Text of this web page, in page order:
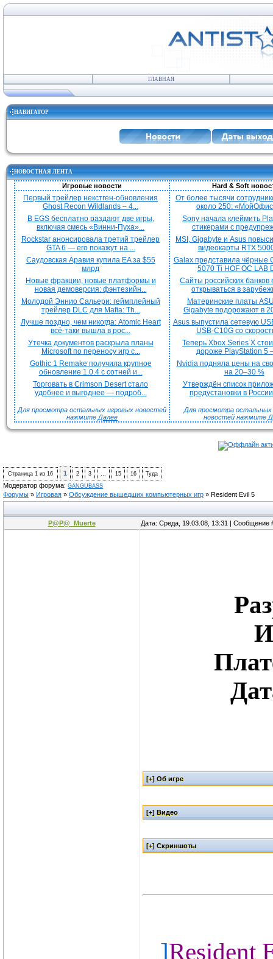
ГЛАВНАЯ
НАВИГАТОР
НОВОСТНАЯ ЛЕНТА
Игровые новости Hard & Soft
Первый трейлер некстген-обновления
Ghost Recon Wildlands – 4...
В EGS бесплатно раздают две игры,
включая смесь «Винни-Пуха»...
Rockstar анонсировала третий трейлер
GTA 6 — его покажут на ...
Саудовская Аравия купила EA за $55
млрд
Новые фракции, новые платформы и
новая демоверсия: фэнтезийн...
Молодой Эннио Сальери: геймплейный
трейлер DLC для Mafia: Th...
Лучше поздно, чем никогда: Atomic Heart
всё-таки вышла в рос...
Утечка документов раскрыла планы
Microsoft по переносу игр с...
Gothic 1 Remake получила крупное
обновление 1.0.4 с сотней и...
Торговать в Crimson Desert стало
удобнее и выгоднее — подроб...
Для просмотра остальных игровых новостей
нажмите Далее
От более тысячи
около 250:
Sony начала клеймить
стикерами с
MSI, Gigabyte и Asus
видеокарты RTX
Galax представила чёрные
5070 Ti HOF OC LAB
Сайты российских банков
открываться в
Материнские платы
Gigabyte подорожают в
Asus выпустила сетевую
USB-C10G со
Теперь Xbox Series X
дороже PlayStation 5
Nvidia подняла цены на
на 20–30 %
Утверждён список
предустановки в
Для просмотра остальных
новостей нажмите
Страница 1 из 16 1 2 3 … 15 16 Туда
Модератор форума: GANGUBASS
Форумы » Игровая » Обсуждение вышедших компьютерных игр » Resident Evil 5
P@P@_Muerte Дата: Среда, 19.03.08, 13:31 | Сообщение
]Resident